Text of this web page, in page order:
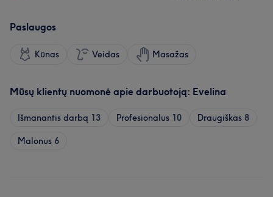
Paslaugos
Kūnas Veidas Masažas
Mūsų klientų nuomonė apie darbuotoją: Evelina
Išmanantis darbą 13 Profesionalus 10 Draugiškas 8
Malonus 6